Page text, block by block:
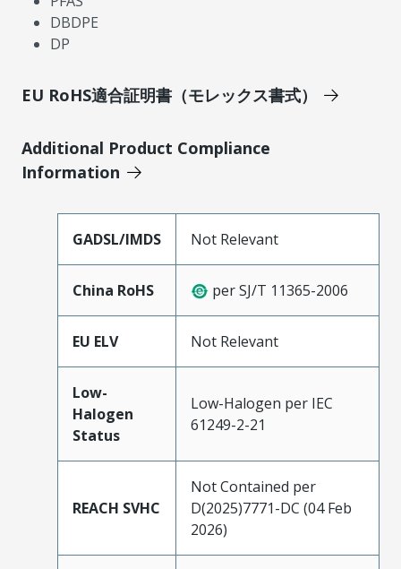
DBDPE
DP
EU RoHS適合証明書（モレックス書式）
Additional Product Compliance
Information
GADSL/IMDS Not Relevant
China RoHS per SJ/T 11365-2006
EU ELV Not Relevant
Low-
Halogen
Status
Low-Halogen per IEC
61249-2-21
REACH SVHC
Not Contained per
D(2025)7771-DC (04 Feb
2026)